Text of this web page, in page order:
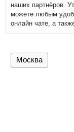
наших партнёров.
можете любым
онлайн чате, а
Москва